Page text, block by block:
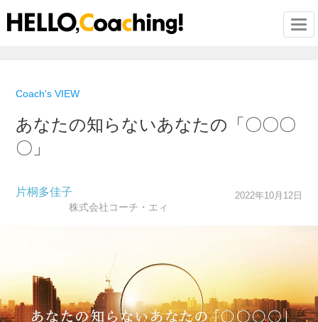
Coach's VIEW
あなたの知らないあなたの「〇〇〇
〇」
片桐多佳子
株式会社コーチ・エィ
2022年10月12日